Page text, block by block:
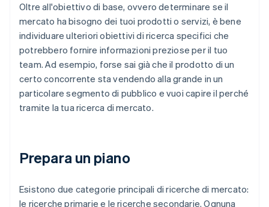
Oltre all'obiettivo di base, ovvero determinare se il
mercato ha bisogno dei tuoi prodotti o servizi, è bene
individuare ulteriori obiettivi di ricerca specifici che
potrebbero fornire informazioni preziose per il tuo
team. Ad esempio, forse sai già che il prodotto di un
certo concorrente sta vendendo alla grande in un
particolare segmento di pubblico e vuoi capire il perché
tramite la tua ricerca di mercato.
Prepara un piano
Esistono due categorie principali di ricerche di mercato:
le ricerche primarie e le ricerche secondarie. Ognuna